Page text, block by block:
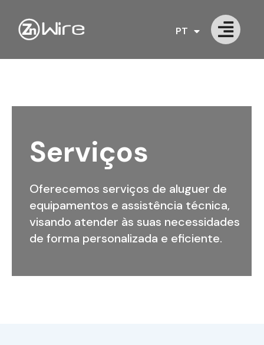
PT
EN
Serviços
Oferecemos serviços de aluguer de
equipamentos e assistência técnica,
visando atender às suas necessidades
de forma personalizada e eficiente.